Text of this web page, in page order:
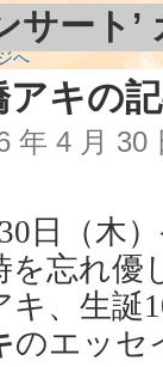
サート
へ
アキの
年 4 月 30
日（木
を忘れ
キ、生誕
のエッセ